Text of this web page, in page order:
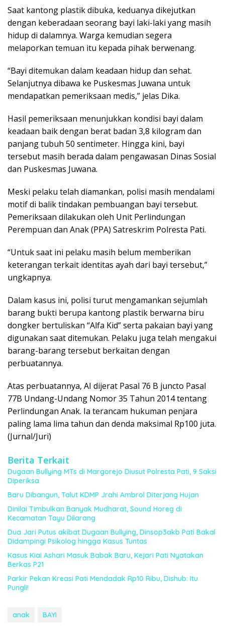
Saat kantong plastik dibuka, keduanya dikejutkan
dengan keberadaan seorang bayi laki-laki yang masih
hidup di dalamnya. Warga kemudian segera
melaporkan temuan itu kepada pihak berwenang.
“Bayi ditemukan dalam keadaan hidup dan sehat.
Selanjutnya dibawa ke Puskesmas Juwana untuk
mendapatkan pemeriksaan medis,” jelas Dika.
Hasil pemeriksaan menunjukkan kondisi bayi dalam
keadaan baik dengan berat badan 3,8 kilogram dan
panjang tubuh 50 sentimeter. Hingga kini, bayi
tersebut masih berada dalam pengawasan Dinas Sosial
dan Puskesmas Juwana.
Meski pelaku telah diamankan, polisi masih mendalami
motif di balik tindakan pembuangan bayi tersebut.
Pemeriksaan dilakukan oleh Unit Perlindungan
Perempuan dan Anak (PPA) Satreskrim Polresta Pati.
“Untuk saat ini pelaku masih belum memberikan
keterangan terkait identitas ayah dari bayi tersebut,”
ungkapnya.
Dalam kasus ini, polisi turut mengamankan sejumlah
barang bukti berupa kantong plastik berwarna biru
dongker bertuliskan “Alfa Kid” serta pakaian bayi yang
digunakan saat ditemukan. Pelaku juga telah mengakui
barang-barang tersebut berkaitan dengan
perbuatannya.
Atas perbuatannya, AI dijerat Pasal 76 B juncto Pasal
77B Undang-Undang Nomor 35 Tahun 2014 tentang
Perlindungan Anak. Ia terancam hukuman penjara
paling lama lima tahun dan denda maksimal Rp100 juta.
(Jurnal/Juri)
Berita Terkait
Dugaan Bullying MTs di Margorejo Diusut Polresta Pati, 9 Saksi
Diperiksa
Baru Dibangun, Talut KDMP Jrahi Ambrol Diterjang Hujan
Dinilai Timbulkan Banyak Mudharat, Sound Horeg di
Kecamatan Tayu Dilarang
Dua Jari Putus akibat Dugaan Bullying, Dinsop3akb Pati Bakal
Didampingi Psikolog hingga Kasus Tuntas
Kasus Kiai Ashari Masuk Babak Baru, Kejari Pati Nyatakan
Berkas P21
Parkir Pekan Kreasi Pati Mendadak Rp10 Ribu, Dishub: Itu
Pungli!
anak BAYI